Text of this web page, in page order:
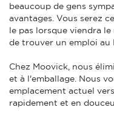
beaucoup de gens
avantages. Vous serez
le pas lorsque viendra
de trouver un emploi au
Chez Moovick, nous
et à l'emballage. Nous
emplacement actuel
rapidement et en